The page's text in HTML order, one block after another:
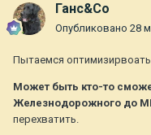
Ганс&Co
Опубликовано 28
Пытаемся оптимизирвоать
Может быть кто-то
Железнодорожного до
перехватить.